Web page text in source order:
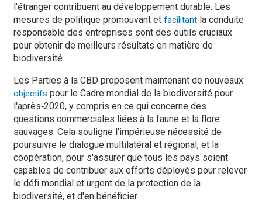
l'étranger contribuent au développement durable. Les
mesures de politique promouvant et facilitant la conduite
responsable des entreprises sont des outils cruciaux
pour obtenir de meilleurs résultats en matière de
biodiversité.
Les Parties à la CBD proposent maintenant de nouveaux
objectifs pour le Cadre mondial de la biodiversité pour
l'après‑2020, y compris en ce qui concerne des
questions commerciales liées à la faune et la flore
sauvages. Cela souligne l'impérieuse nécessité de
poursuivre le dialogue multilatéral et régional, et la
coopération, pour s'assurer que tous les pays soient
capables de contribuer aux efforts déployés pour relever
le défi mondial et urgent de la protection de la
biodiversité, et d'en bénéficier.